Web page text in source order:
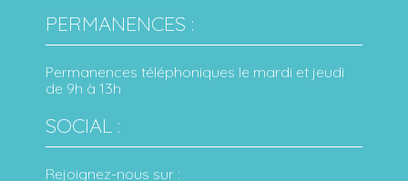
PERMANENCES :
Permanences téléphoniques le mardi et jeudi
de 9h à 13h
SOCIAL :
Rejoignez-nous sur :